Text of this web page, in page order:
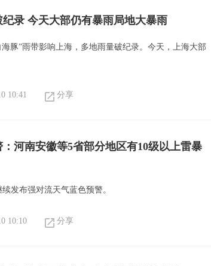
录 今天大部仍有暴雨局地大暴雨
豚”雨带影响上海，多地雨量破纪录。今天，上海大部
10:41 分享
河南安徽等5省部分地区有10级以上雷暴
发布强对流天气蓝色预警。
10:10 分享